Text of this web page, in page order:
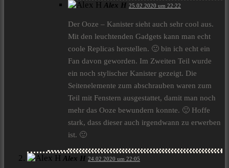
Alex H 25.02.2020 um 22:22
Der Ooze – Kanister sieht auch sehr cool aus.
Mit den leuchtenden Gadgets kann man echt
coole Replicas herstellen. 🙂 bin ich echt ein
Fan davon geworden. Im Zweiten Teil wurde
ein noch stylischer Kanister gezeigt. Die
Seitenelemente zum abschrauben waren zum
Teil mit Fenstern ausgestattet, damit man noch
mehr das Ooze bewundern konnte. 🙂 Hoffe
stark, dass dieser auch irgendwann zu erwerben
ist. 🙂
Alex H 24.02.2020 um 22:05